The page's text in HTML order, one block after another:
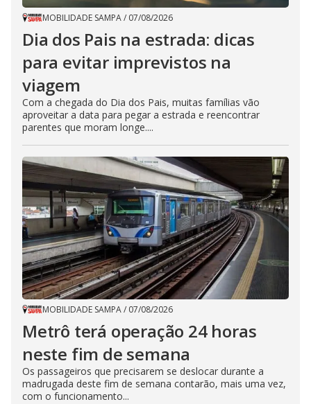
MOBILIDADE SAMPA/ 07/08/2026
Dia dos Pais na estrada: dicas
para evitar imprevistos na
viagem
Com a chegada do Dia dos Pais, muitas famílias vão
aproveitar a data para pegar a estrada e reencontrar
parentes que moram longe....
MOBILIDADE SAMPA/ 07/08/2026
Metrô terá operação 24 horas
neste fim de semana
Os passageiros que precisarem se deslocar durante a
madrugada deste fim de semana contarão, mais uma vez,
com o funcionamento...